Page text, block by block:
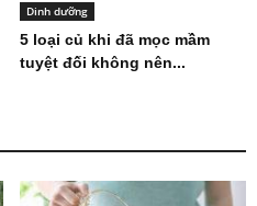
Dinh dưỡng
5 loại củ khi đã mọc mầm
tuyệt đối không nên...